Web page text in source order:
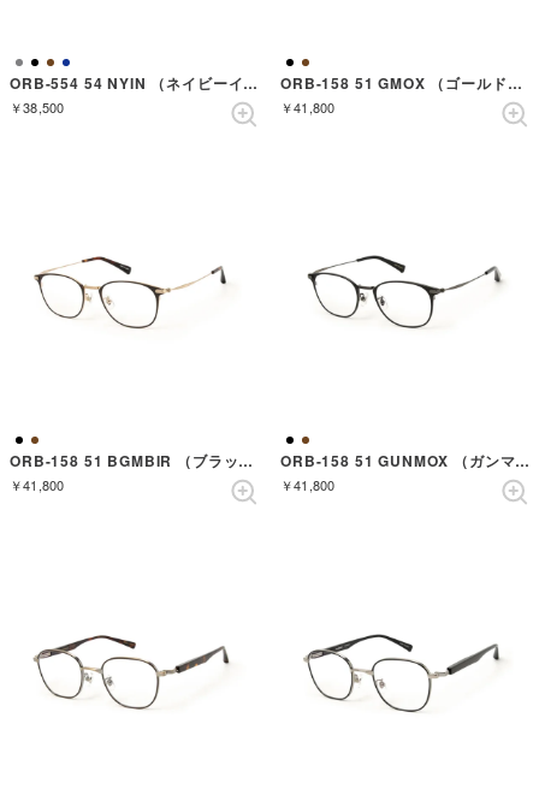
ORB-554 54 NYIN （ネイビーインク）
￥38,500
ORB-158 51 GMOX （ゴールドマットオニキス）
￥41,800
ORB-158 51 BGMBIR （ブラッシュドゴールドマットバーチ）
￥41,800
ORB-158 51 GUNMOX （ガンマットオニキス）
￥41,800